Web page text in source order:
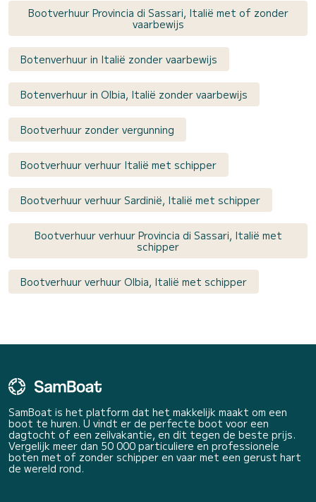
Bootverhuur Provincia di Sassari, Italië met of zonder
vaarbewijs
Botenverhuur in Italië zonder vaarbewijs
Botenverhuur in Olbia, Italië zonder vaarbewijs
Bootverhuur zonder vergunning
Bootverhuur verhuur Italië met schipper
Bootverhuur verhuur Sardinië, Italië met schipper
Bootverhuur verhuur Provincia di Sassari, Italië met
schipper
Bootverhuur verhuur Olbia, Italië met schipper
SamBoat is het platform dat het makkelijk maakt om een
boot te huren. U vindt er de perfecte boot voor een
dagtocht of een zeilvakantie, en dit tegen de beste prijs.
Vergelijk meer dan 50 000 particuliere en professionele
boten met of zonder schipper en vaar met een gerust hart
de wereld rond.